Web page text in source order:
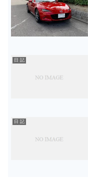
日 記
日 記